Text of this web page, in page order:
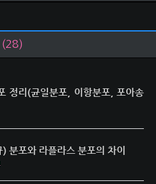
(28)
정리(균일분포, 이항분포, 포아송
분포와 라플라스 분포의 차이